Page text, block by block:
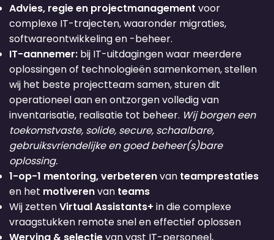
Advies, regie en projectmanagement voor
complexe IT-trajecten, waaronder migraties,
softwareontwikkeling en -beheer.
IT-aannemer: bij IT-uitdagingen waar meerdere
oplossingen of technologieën samenkomen, stellen
wij het beste projectteam samen, sturen dit
operationeel aan en ontzorgen volledig van
inventarisatie, realisatie tot beheer. Wij borgen een
toekomstvaste, solide, secure, schaalbare,
gebruiksvriendelijke en goed beheer(s)bare
oplossing.
1-op-1 mentoring, verbeterenvan teamprestaties
en het motiverenvan teams
Wij zettenVirtual Assistants+ in die complexe
vraagstukken remote snel en effectief oplossen
Werving & selectievan vast IT-personeel,